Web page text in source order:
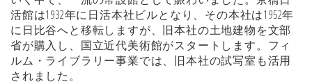
活館は1932年に日活本社ビルとなり、その本社は1952年
に日比谷へと移転しますが、旧本社の土地建物を文部
省が購入し、国立近代美術館がスタートします。フィ
ルム・ライブラリー事業では、旧本社の試写室も活用
されました。